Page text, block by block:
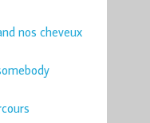
nos cheveux